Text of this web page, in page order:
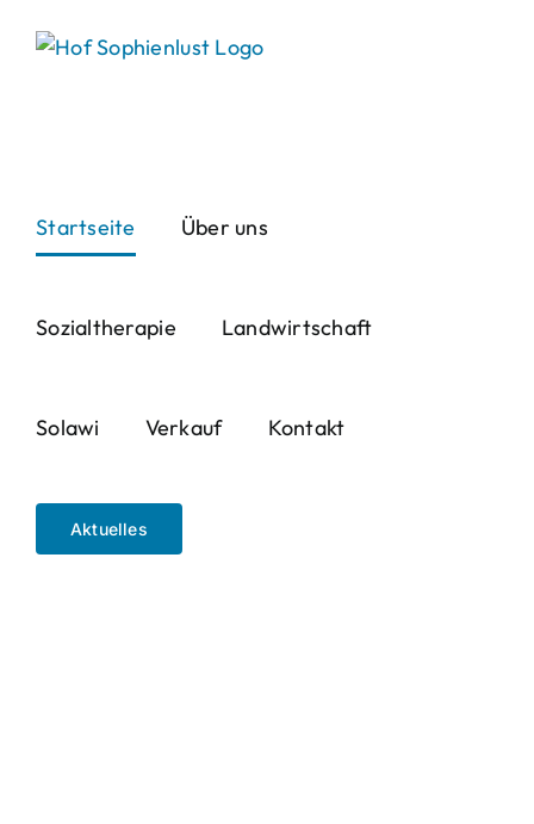
Startseite Über uns
Sozialtherapie Landwirtschaft
Solawi Verkauf Kontakt
Aktuelles